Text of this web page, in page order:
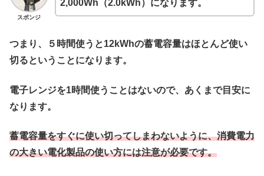
スポンジ
2,000Wh（2.0kWh）になります。
つまり、５時間使うと12kWhの蓄電容量はほとんど使い
切るということになります。
電子レンジを1時間使うことはないので、あくまで目安に
なります。
蓄電容量をすぐに使い切ってしまわないように、消費電力
の大きい電化製品の使い方には注意が必要です。